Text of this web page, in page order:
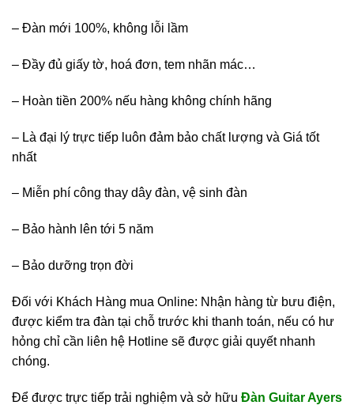
– Đàn mới 100%, không lỗi lầm
– Đầy đủ giấy tờ, hoá đơn, tem nhãn mác…
– Hoàn tiền 200% nếu hàng không chính hãng
– Là đại lý trực tiếp luôn đảm bảo chất lượng và Giá tốt
nhất
– Miễn phí công thay dây đàn, vệ sinh đàn
– Bảo hành lên tới 5 năm
– Bảo dưỡng trọn đời
Đối với Khách Hàng mua Online: Nhận hàng từ bưu điện,
được kiểm tra đàn tại chỗ trước khi thanh toán, nếu có hư
hỏng chỉ cần liên hệ Hotline sẽ được giải quyết nhanh
chóng.
Để được trực tiếp trải nghiệm và sở hữu Đàn Guitar Ayers